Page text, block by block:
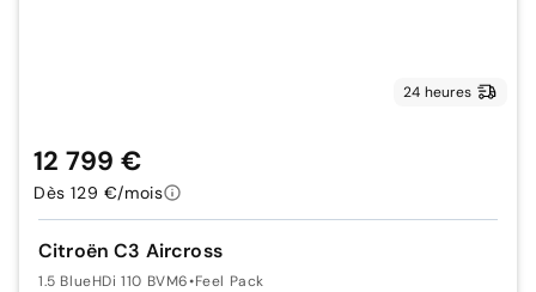
24 heures
Citroën C3 Aircross
1.5 BlueHDi 110 BVM6•Feel Pack
12 799 €
Dès 129 €/mois